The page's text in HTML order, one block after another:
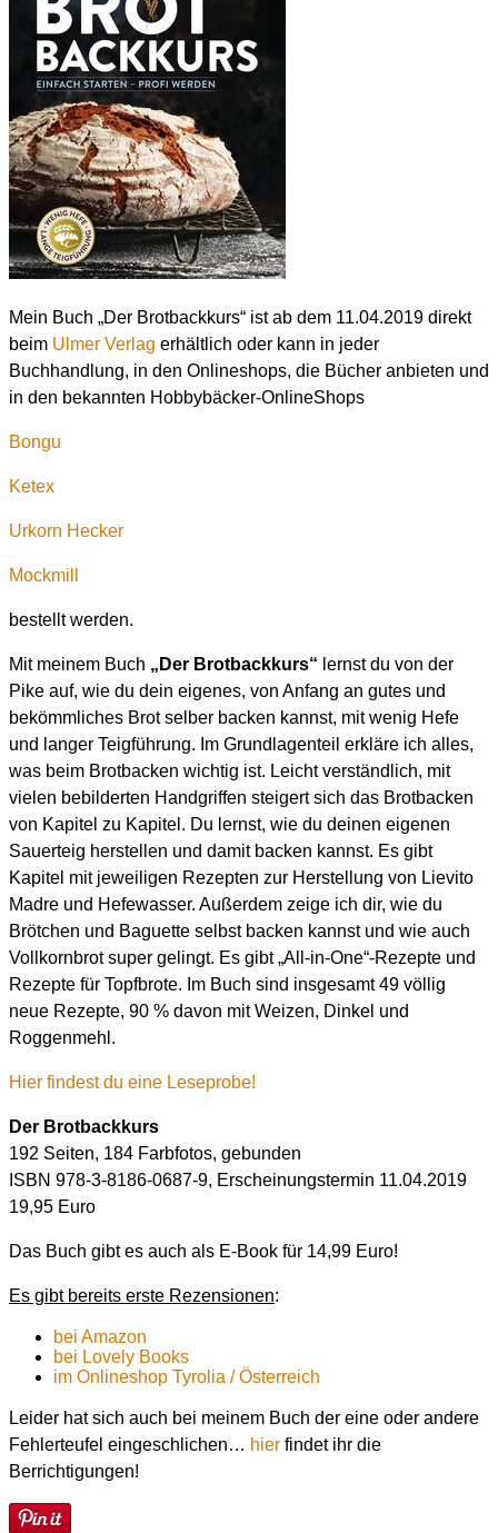
Mein Buch „Der Brotbackkurs“ ist ab dem 11.04.2019 direkt
beim Ulmer Verlag erhältlich oder kann in jeder
Buchhandlung, in den Onlineshops, die Bücher anbieten und
in den bekannten Hobbybäcker-OnlineShops
Bongu
Ketex
Urkorn Hecker
Mockmill
bestellt werden.
Mit meinem Buch „Der Brotbackkurs“ lernst du von der
Pike auf, wie du dein eigenes, von Anfang an gutes und
bekömmliches Brot selber backen kannst, mit wenig Hefe
und langer Teigführung. Im Grundlagenteil erkläre ich alles,
was beim Brotbacken wichtig ist. Leicht verständlich, mit
vielen bebilderten Handgriffen steigert sich das Brotbacken
von Kapitel zu Kapitel. Du lernst, wie du deinen eigenen
Sauerteig herstellen und damit backen kannst. Es gibt
Kapitel mit jeweiligen Rezepten zur Herstellung von Lievito
Madre und Hefewasser. Außerdem zeige ich dir, wie du
Brötchen und Baguette selbst backen kannst und wie auch
Vollkornbrot super gelingt. Es gibt „All-in-One“-Rezepte und
Rezepte für Topfbrote. Im Buch sind insgesamt 49 völlig
neue Rezepte, 90 % davon mit Weizen, Dinkel und
Roggenmehl.
Hier findest du eine Leseprobe!
Der Brotbackkurs
192 Seiten, 184 Farbfotos, gebunden
ISBN 978-3-8186-0687-9, Erscheinungstermin 11.04.2019
19,95 Euro
Das Buch gibt es auch als E-Book für 14,99 Euro!
Es gibt bereits erste Rezensionen:
bei Amazon
bei Lovely Books
im Onlineshop Tyrolia / Österreich
Leider hat sich auch bei meinem Buch der eine oder andere
Fehlerteufel eingeschlichen… hier findet ihr die
Berrichtigungen!